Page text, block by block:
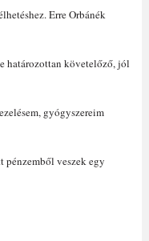
Erre Orbánék
határozottan követelőző, jól
gyógyszereim
veszek egy